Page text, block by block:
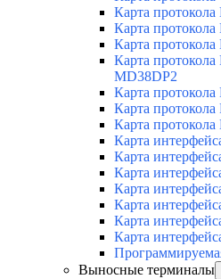
Карта
Карта
Карта
Карта
MD38DP2
Карта
Карта
Карта
Карта
Карта
Карта
Карта
Карта
Карта
Карта
Выносные терминалы